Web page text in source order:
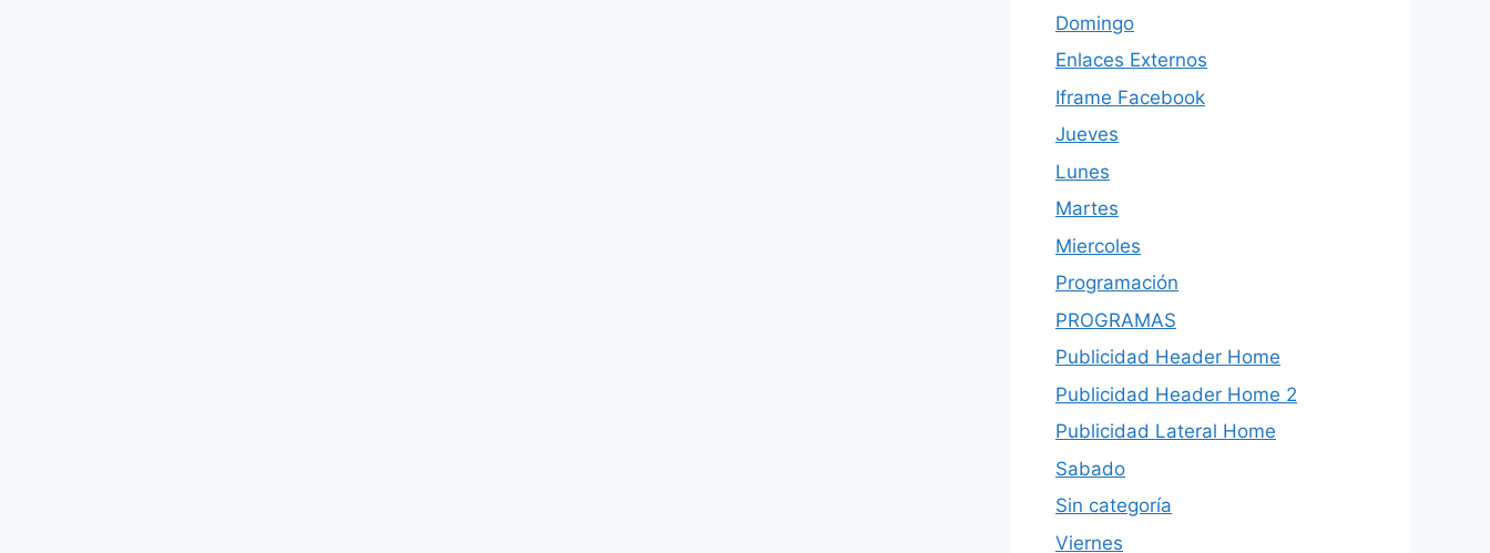
Domingo
Enlaces Externos
Iframe Facebook
Jueves
Lunes
Martes
Miercoles
Programación
PROGRAMAS
Publicidad Header Home
Publicidad Header Home 2
Publicidad Lateral Home
Sabado
Sin categoría
Viernes